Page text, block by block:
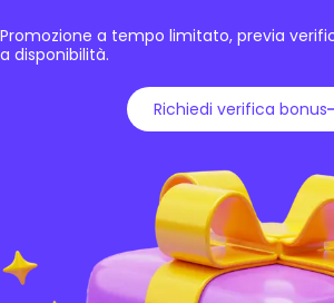
Promozione a tempo limitato, previa
a disponibilità.
Richiedi verifica bonus